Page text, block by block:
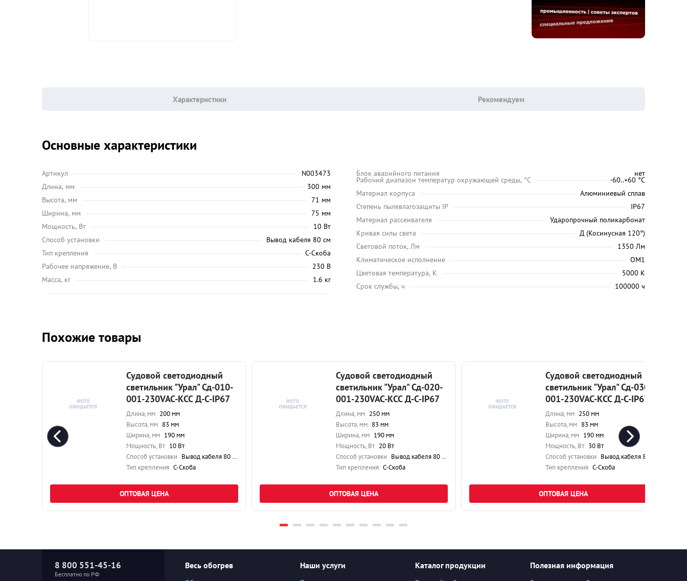
Характеристики Рекомендуем
Основные характеристики
Артикул
N003473
Длина, мм
300 мм
Высота, мм
71 мм
Ширина, мм
75 мм
Мощность, Вт
10 Вт
Способ установки
Вывод кабеля 80 см
Тип крепления
С-Скоба
Рабочее напряжение, В
230 В
Масса, кг
1.6 кг
Блок аварийного питания нет
Рабочий диапазон температур окружающей среды, °C
-60..+60 °С
Материал корпуса
Алюминиевый сплав
Степень пылевлагозащиты IP
IP67
Материал рассеивателя
Ударопрочный поликарбонат
Кривая силы света
Д (Косинусная 120°)
Световой поток, Лм
1350 Лм
Климатическое исполнение
ОМ1
Цветовая температура, K
5000 K
Срок службы, ч
100000 ч
Похожие товары
Судовой светодиодный
светильник "Урал" Сд-010-
001-230VAC-КСС Д-С-IP67
Длина, мм 200 мм
Высота, мм 83 мм
Ширина, мм 190 мм
Мощность, Вт 10 Вт
Способ установки Вывод кабеля 80 см
Тип крепления С-Скоба
ОПТОВАЯ ЦЕНА
Судовой светодиодный
светильник "Урал" Сд-020-
001-230VAC-КСС Д-С-IP67
Длина, мм 250 мм
Высота, мм 83 мм
Ширина, мм 190 мм
Мощность, Вт 20 Вт
Способ установки Вывод кабеля 80 см
Тип крепления С-Скоба
ОПТОВАЯ ЦЕНА
Судовой светодиодный
светильник "Урал" Сд-030-
001-230VAC-КСС Д-С-IP67
Длина, мм 250 мм
Высота, мм 83 мм
Ширина, мм 190 мм
Мощность, Вт 30 Вт
Способ установки Вывод кабеля 80 см
Тип крепления С-Скоба
ОПТОВАЯ ЦЕНА
8 800 551-45-16
Бесплатно по РФ
Весь обогрев Наши услуги Каталог продукции Полезная информация